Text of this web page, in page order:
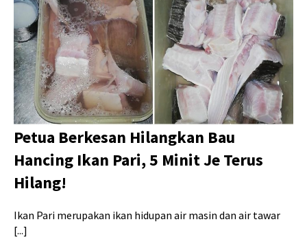
Petua Berkesan Hilangkan Bau
Hancing Ikan Pari, 5 Minit Je Terus
Hilang!
Ikan Pari merupakan ikan hidupan air masin dan air tawar
[...]